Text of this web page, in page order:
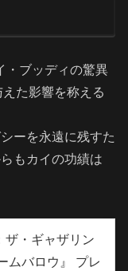
・ブッディの驚異
た影響を称える
ーを永遠に残すた
もカイの功績は
ザ・ギャザリン
ムバロウ』 プレ